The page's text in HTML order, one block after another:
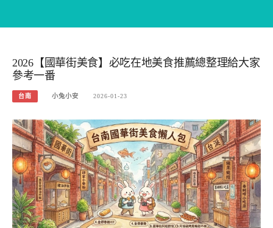
2026【國華街美食】必吃在地美食推薦總整理給大家
參考一番
台南 小兔小安 2026-01-23